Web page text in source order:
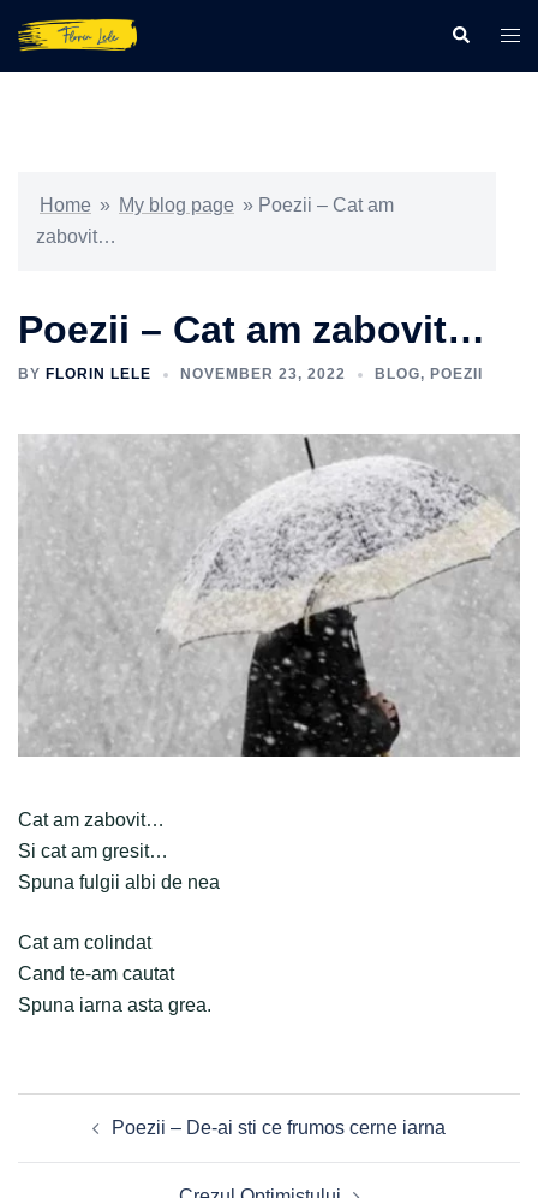
content
Search
Home » My blog page » Poezii – Cat am
zabovit…
Poezii – Cat am zabovit…
BY FLORIN LELE NOVEMBER 23, 2022 BLOG, POEZII
Cat am zabovit…
Si cat am gresit…
Spuna fulgii albi de nea
Cat am colindat
Cand te-am cautat
Spuna iarna asta grea.
navigationPoezii – De-ai sti ce frumos cerne iarna